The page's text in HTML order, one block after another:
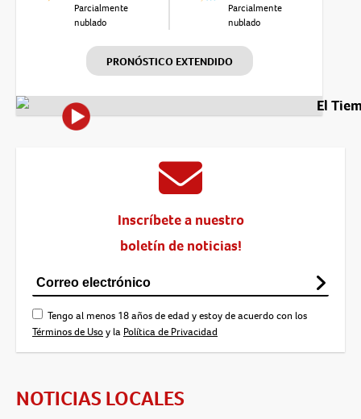
Parcialmente
nublado
Parcialmente
nublado
PRONÓSTICO EXTENDIDO
El
Inscríbete a nuestro
boletín de noticias!
Tengo al menos 18 años de edad y estoy de acuerdo con los
Términos de Usoy la Política de Privacidad
NOTICIAS LOCALES